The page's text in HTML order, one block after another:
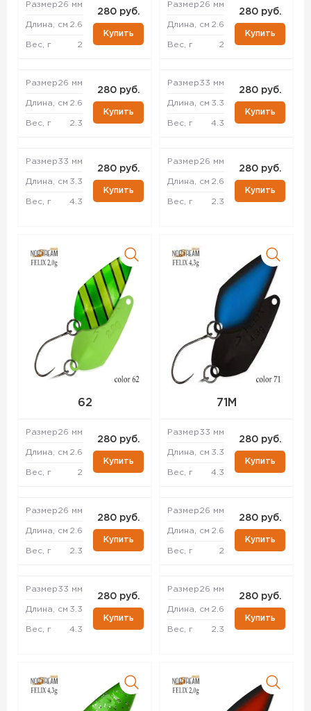
Размер26 мм
Длина, см 2.6
Вес, г 2
280 руб.
Купить
Размер26 мм
Длина, см 2.6
Вес, г 2.3
280 руб.
Купить
Размер33 мм
Длина, см 3.3
Вес, г 4.3
280 руб.
Купить
Размер26 мм
Длина, см 2.6
Вес, г 2
280 руб.
Купить
Размер33 мм
Длина, см 3.3
Вес, г 4.3
280 руб.
Купить
Размер26 мм
Длина, см 2.6
Вес, г 2.3
280 руб.
Купить
62
Размер26 мм
Длина, см 2.6
Вес, г 2
280 руб.
Купить
Размер26 мм
Длина, см 2.6
Вес, г 2.3
280 руб.
Купить
Размер33 мм
Длина, см 3.3
Вес, г 4.3
280 руб.
Купить
71M
Размер33 мм
Длина, см 3.3
Вес, г 4.3
280 руб.
Купить
Размер26 мм
Длина, см 2.6
Вес, г 2
280 руб.
Купить
Размер26 мм
Длина, см 2.6
Вес, г 2.3
280 руб.
Купить